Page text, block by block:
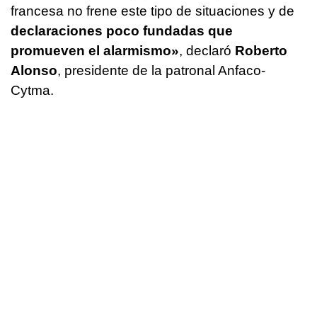
francesa no frene este tipo de situaciones y de
declaraciones poco fundadas que
promueven el alarmismo», declaró Roberto
Alonso, presidente de la patronal Anfaco-
Cytma.